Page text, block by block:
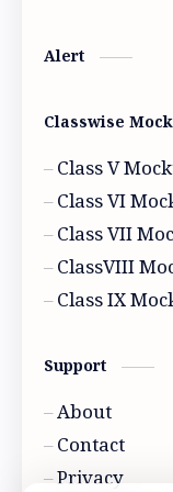
Alert
Classwise
Class V
Class VI
Class VII
ClassVIII
Class IX
Support
About
Contact
Privacy